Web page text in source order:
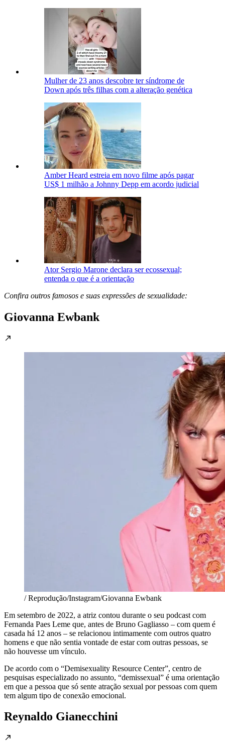
Mulher de 23 anos descobre ter síndrome de
Down após três filhas com a alteração genética
Amber Heard estreia em novo filme após pagar
US$ 1 milhão a Johnny Depp em acordo judicial
Ator Sergio Marone declara ser ecossexual;
entenda o que é a orientação
Confira outros famosos e suas expressões de sexualidade:
Giovanna Ewbank
/ Reprodução/Instagram/Giovanna Ewbank
Em setembro de 2022, a atriz contou durante o seu podcast com
Fernanda Paes Leme que, antes de Bruno Gagliasso – com quem é
casada há 12 anos – se relacionou intimamente com outros quatro
homens e que não sentia vontade de estar com outras pessoas, se
não houvesse um vínculo.
De acordo com o “Demisexuality Resource Center”, centro de
pesquisas especializado no assunto, “demissexual” é uma orientação
em que a pessoa que só sente atração sexual por pessoas com quem
tem algum tipo de conexão emocional.
Reynaldo Gianecchini